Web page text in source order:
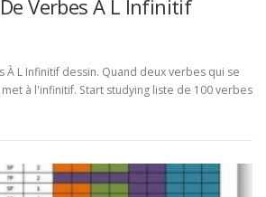
Verbes À L Infinitif
À L Infinitif dessin. Quand deux verbes qui se
à l'infinitif. Start studying liste de 100 verbes